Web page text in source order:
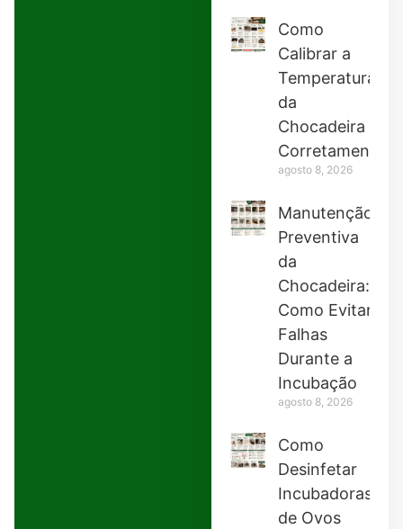
Como
Calibrar a
Temperatura
da
Chocadeira
Corretamente
agosto 8, 2026
Manutenção
Preventiva
da
Chocadeira:
Como Evitar
Falhas
Durante a
Incubação
agosto 8, 2026
Como
Desinfetar
Incubadoras
de Ovos